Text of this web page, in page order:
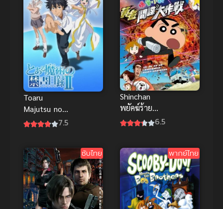
Toaru
Majutsu no
Index II
ภาค 2
7.5
Shinchan
พยัคฆ์ร้าย
สายลับ พากย์
ดูเพลินมากๆ
6.5
ซับไทย พากย์ไทย